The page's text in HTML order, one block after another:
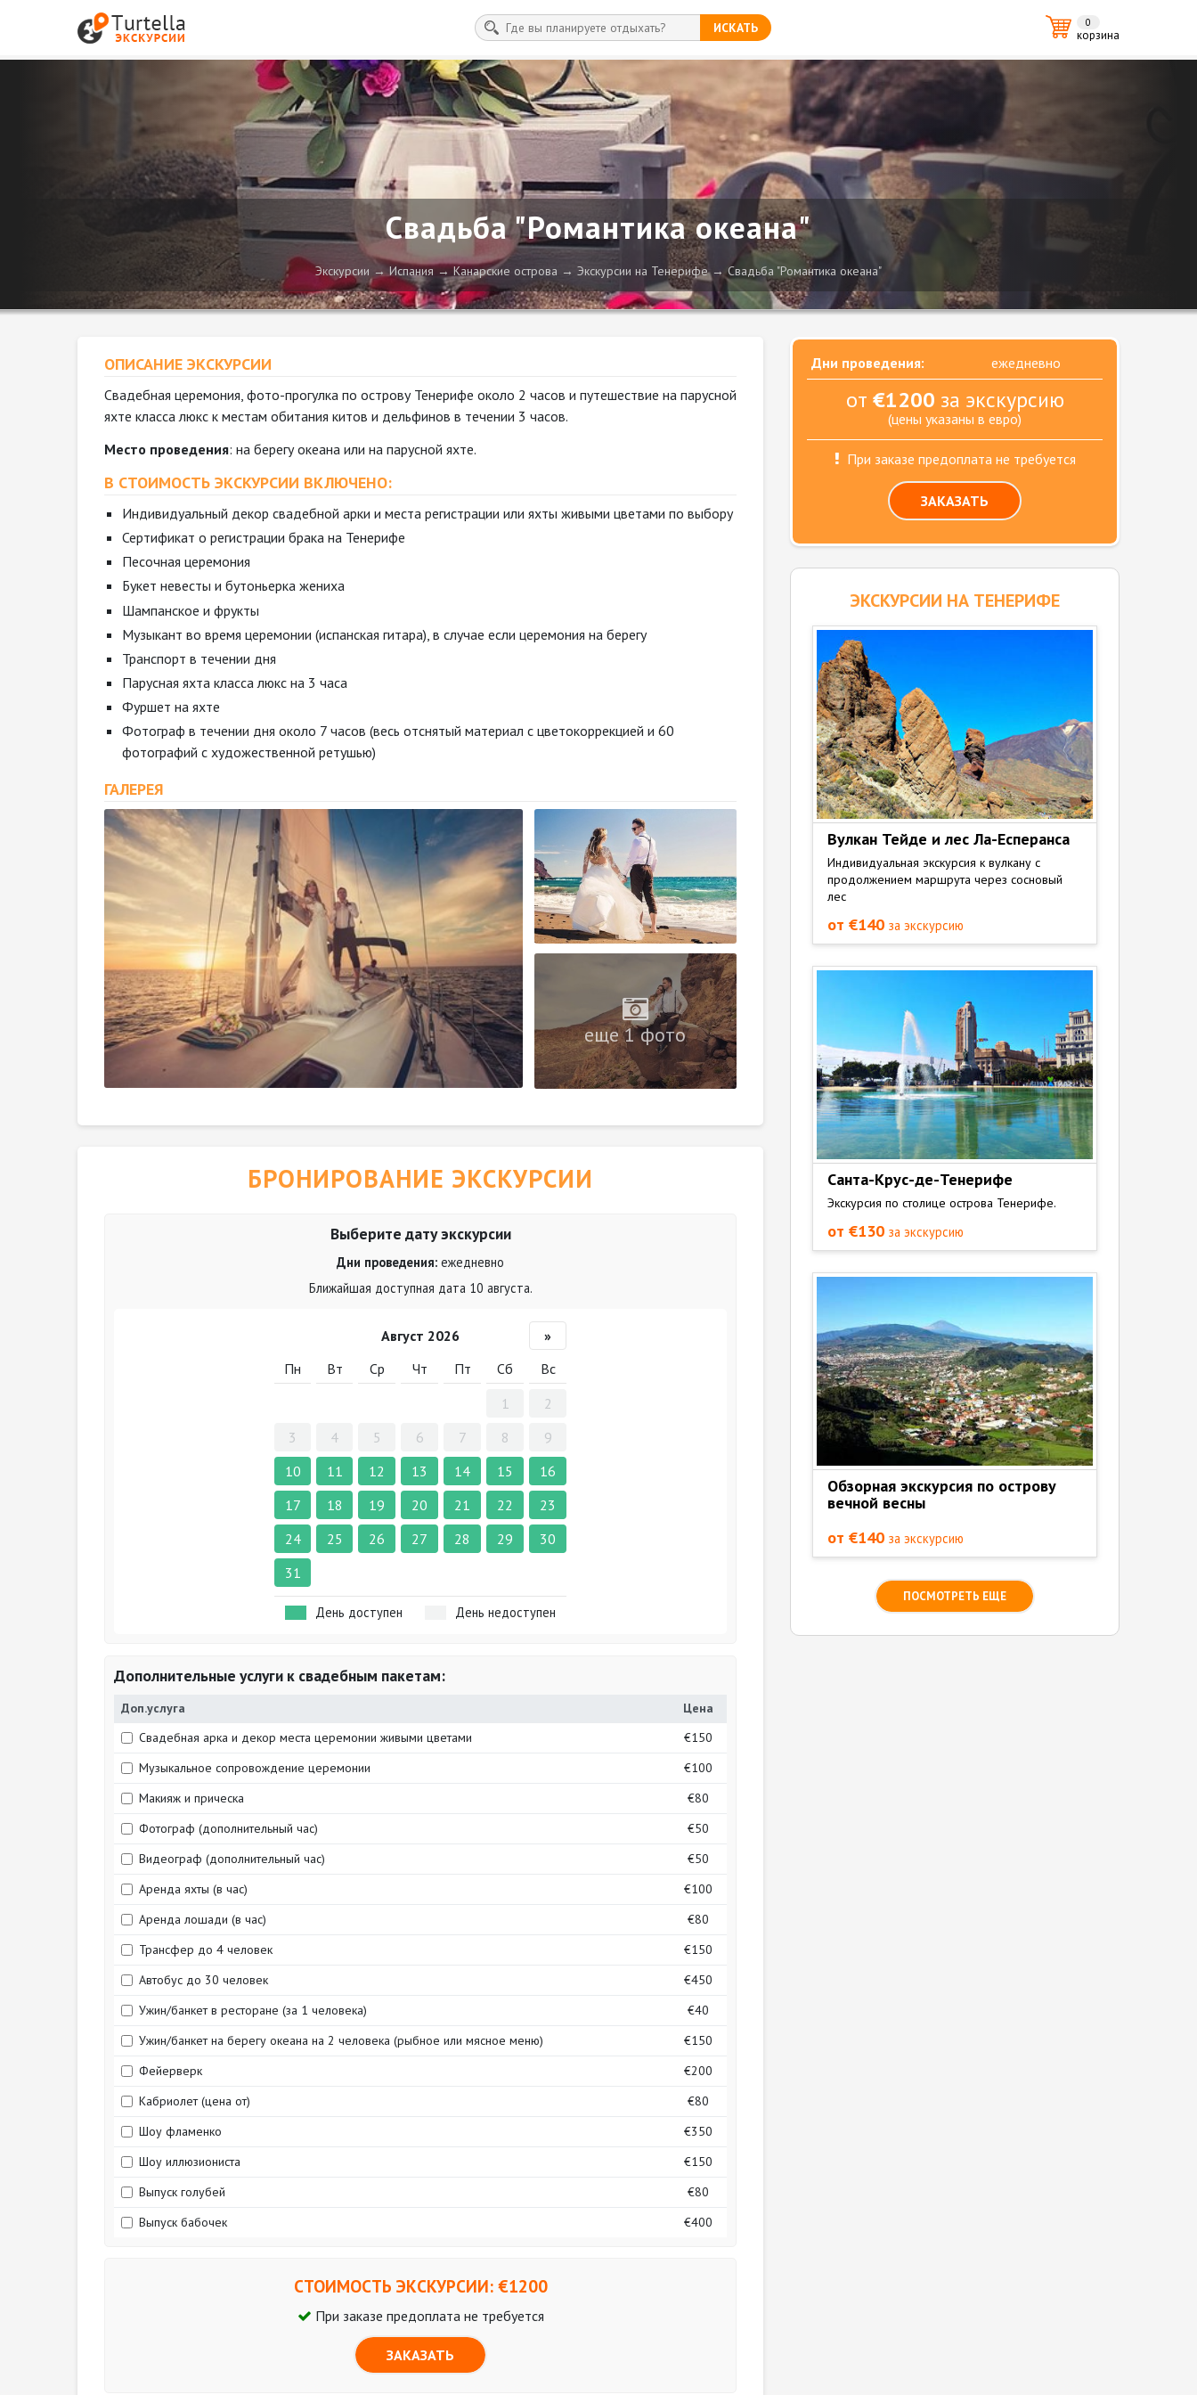
ИСКАТЬ 0
корзина
Свадьба "Романтика океана"
Экскурсии Испания Канарские острова Экскурсии на Тенерифе Свадьба "Романтика океана"
ОПИСАНИЕ ЭКСКУРСИИ
Свадебная церемония, фото-прогулка по острову Тенерифе около 2 часов и путешествие на парусной
яхте класса люкс к местам обитания китов и дельфинов в течении 3 часов.
Место проведения: на берегу океана или на парусной яхте.
В СТОИМОСТЬ ЭКСКУРСИИ ВКЛЮЧЕНО:
Индивидуальный декор свадебной арки и места регистрации или яхты живыми цветами по выбору
Сертификат о регистрации брака на Тенерифе
Песочная церемония
Букет невесты и бутоньерка жениха
Шампанское и фрукты
Музыкант во время церемонии (испанская гитара), в случае если церемония на берегу
Транспорт в течении дня
Парусная яхта класса люкс на 3 часа
Фуршет на яхте
Фотограф в течении дня около 7 часов (весь отснятый материал с цветокоррекцией и 60
фотографий с художественной ретушью)
ГАЛЕРЕЯ
еще 1 фото
БРОНИРОВАНИЕ ЭКСКУРСИИ
Выберите дату экскурсии
Дни проведения: ежедневно
Ближайшая доступная дата 10 августа.
Август 2026
»
Пн
Вт Ср Чт Пт Сб
Вс
1
2
3
4 5 6 7 8
9
10
11 12 13 14 15
16
17
18 19 20 21 22
23
24
25 26 27 28 29
30
31
День доступен День недоступен
Дополнительные услуги к свадебным пакетам:
Доп.услуга
Цена
Свадебная арка и декор места церемонии живыми цветами
€150
Музыкальное сопровождение церемонии
€100
Макияж и прическа
€80
Фотограф (дополнительный час)
€50
Видеограф (дополнительный час)
€50
Аренда яхты (в час)
€100
Аренда лошади (в час)
€80
Трансфер до 4 человек
€150
Автобус до 30 человек
€450
Ужин/банкет в ресторане (за 1 человека)
€40
Ужин/банкет на берегу океана на 2 человека (рыбное или мясное меню)
€150
Фейерверк
€200
Кабриолет (цена от)
€80
Шоу фламенко
€350
Шоу иллюзиониста
€150
Выпуск голубей
€80
Выпуск бабочек
€400
СТОИМОСТЬ ЭКСКУРСИИ: €1200
При заказе предоплата не требуется
ЗАКАЗАТЬ
Дни проведения: ежедневно
от €1200 за экскурсию
(цены указаны в евро)
При заказе предоплата не требуется
ЗАКАЗАТЬ
ЭКСКУРСИИ НА ТЕНЕРИФЕ
Вулкан Тейде и лес Ла-Есперанса
Индивидуальная экскурсия к вулкану с
продолжением маршрута через сосновый
лес
от €140 за экскурсию
Санта-Крус-де-Тенерифе
Экскурсия по столице острова Тенерифе.
от €130 за экскурсию
Обзорная экскурсия по острову
вечной весны
от €140 за экскурсию
ПОСМОТРЕТЬ ЕЩЕ